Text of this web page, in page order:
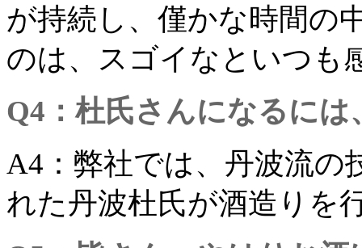
が持続し、僅かな時間の
のは、スゴイなといつも
Q4：杜氏さんになるに
A4：弊社では、丹波流の
れた丹波杜氏が酒造りを